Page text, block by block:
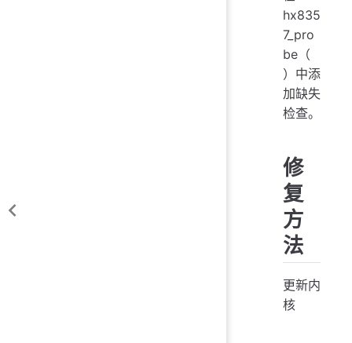
hx835
7_pro
be（
）中添
加缺失
检查。
修
复
方
法
更新内
核